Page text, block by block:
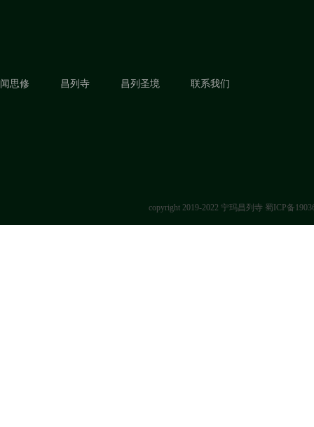
闻思修 昌列寺 昌列圣境 联系我们
copyright 2019-2022 宁玛昌列寺 蜀ICP备